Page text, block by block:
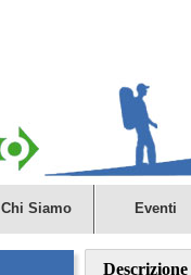
Chi Siamo Eventi
Descrizione